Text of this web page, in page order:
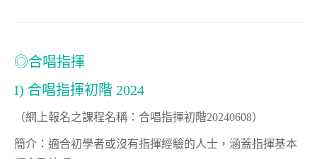
◎合唱指揮
I) 合唱指揮初階 2024
（網上報名之課程名稱：合唱指揮初階20240608）
簡介：適合初學者或沒有指揮經驗的人士，涵蓋指揮基本